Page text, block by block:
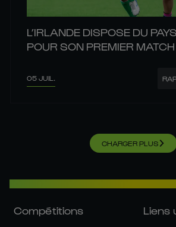
L’IRLANDE DISPOSE DU
POUR SON PREMIER MATCH
05 JUIL.
CHARGER PLUS
Compétitions Liens